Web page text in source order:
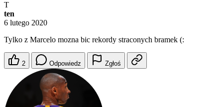
T
ten
6 lutego 2020
Tylko z Marcelo mozna bic rekordy straconych bramek (:
2 Odpowiedz Zgłoś